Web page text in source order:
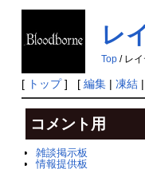
レ
Top/ レイ
[ トップ] [ 編集| 凍結|
コメント用
雑談掲示板
情報提供板